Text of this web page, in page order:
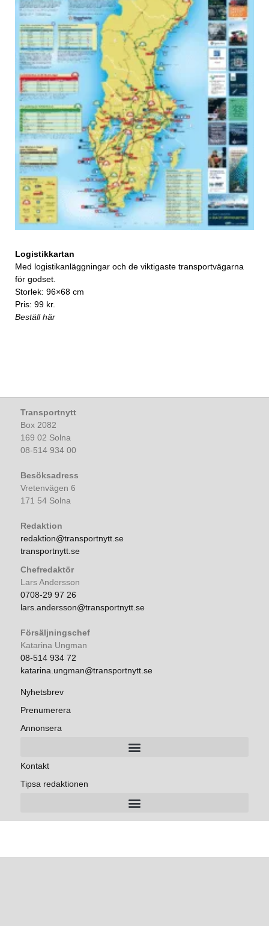
Logistikkartan
Med logistikanläggningar och de viktigaste transportvägarna
för godset.
Storlek: 96×68 cm
Pris: 99 kr.
Beställ här
Transportnytt
Box 2082
169 02 Solna
08-514 934 00
Besöksadress
Vretenvägen 6
171 54 Solna
Redaktion
redaktion@transportnytt.se
transportnytt.se
Chefredaktör
Lars Andersson
0708-29 97 26
lars.andersson@transportnytt.se
Försäljningschef
Katarina Ungman
08-514 934 72
katarina.ungman@transportnytt.se
Nyhetsbrev
Prenumerera
Annonsera
Kontakt
Tipsa redaktionen